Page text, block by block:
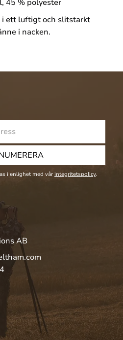
45 % polyester
i ett luftigt och slitstarkt
i nacken.
i enlighet med vår integritetspolicy.
AB